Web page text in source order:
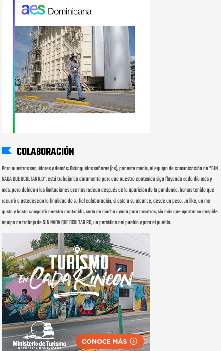
COLABORACIÓN
Para nuestros seguidores y demás: Distinguidos señores (as), por este medio, el equipo de comunicación de "SIN
NADA QUE OCULTAR R.D", está trabajando duramente para que nuestro contenido siga fluyendo cada día más y
más, pero debido a las limitaciones que nos rodean después de la aparición de la pandemia, hemos tenido que
recurrir a ustedes con la finalidad de su fiel colaboración, si está a su alcance, desde un peso, un like, un me
gusta y hasta compartir nuestro contenido, sería de mucha ayuda para nosotros, sin más que aportar se despide
equipo de trabajo de SIN NADA QUE OCULTAR RD, un periódico del pueblo y para el pueblo.